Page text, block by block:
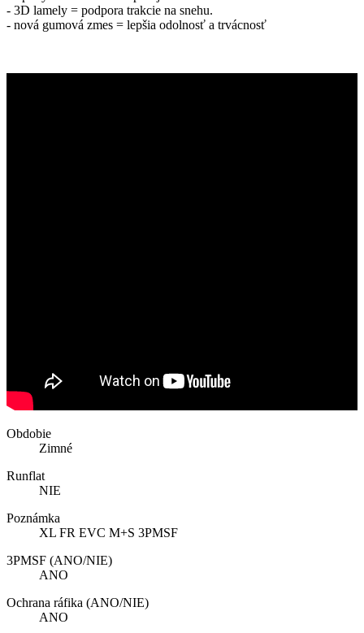
- 3D lamely = podpora trakcie na snehu.
- nová gumová zmes = lepšia odolnosť a trvácnosť
Obdobie
Zimné
Runflat
NIE
Poznámka
XL FR EVC M+S 3PMSF
3PMSF (ANO/NIE)
ANO
Ochrana ráfika (ANO/NIE)
ANO